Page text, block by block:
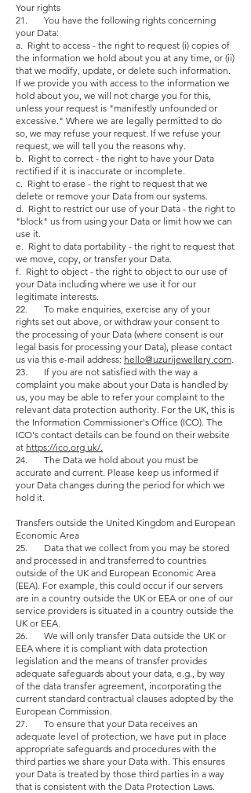
Your rights
21. You have the following rights concerning
your Data:
a. Right to access - the right to request (i) copies of
the information we hold about you at any time, or (ii)
that we modify, update, or delete such information.
If we provide you with access to the information we
hold about you, we will not charge you for this,
unless your request is "manifestly unfounded or
excessive." Where we are legally permitted to do
so, we may refuse your request. If we refuse your
request, we will tell you the reasons why.
b. Right to correct - the right to have your Data
rectified if it is inaccurate or incomplete.
c. Right to erase - the right to request that we
delete or remove your Data from our systems.
d. Right to restrict our use of your Data - the right to
"block" us from using your Data or limit how we can
use it.
e. Right to data portability - the right to request that
we move, copy, or transfer your Data.
f. Right to object - the right to object to our use of
your Data including where we use it for our
legitimate interests.
22. To make enquiries, exercise any of your
rights set out above, or withdraw your consent to
the processing of your Data (where consent is our
legal basis for processing your Data), please contact
us via this e-mail address: hello@uzurijewellery.com
23. If you are not satisfied with the way a
complaint you make about your Data is handled by
us, you may be able to refer your complaint to the
relevant data protection authority. For the UK, this is
the Information Commissioner's Office (ICO). The
ICO's contact details can be found on their website
at https://ico.org.uk/.
24. The Data we hold about you must be
accurate and current. Please keep us informed if
your Data changes during the period for which we
hold it.
Transfers outside the United Kingdom and European
Economic Area
25. Data that we collect from you may be stored
and processed in and transferred to countries
outside of the UK and European Economic Area
(EEA). For example, this could occur if our servers
are in a country outside the UK or EEA or one of our
service providers is situated in a country outside the
UK or EEA.
26. We will only transfer Data outside the UK or
EEA where it is compliant with data protection
legislation and the means of transfer provides
adequate safeguards about your data, e.g., by way
of the data transfer agreement, incorporating the
current standard contractual clauses adopted by the
European Commission.
27. To ensure that your Data receives an
adequate level of protection, we have put in place
appropriate safeguards and procedures with the
third parties we share your Data with. This ensures
your Data is treated by those third parties in a way
that is consistent with the Data Protection Laws.